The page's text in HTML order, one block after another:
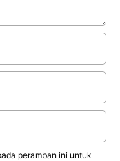
peramban ini untuk